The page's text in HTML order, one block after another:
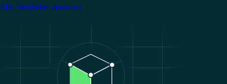
Alle Hersteller ansehen